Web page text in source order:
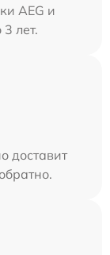
AEG и
лет.
доставит